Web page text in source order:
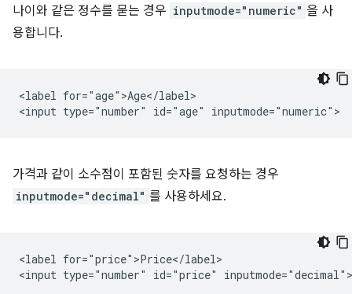
나이와 같은 정수를 묻는 경우 inputmode="numeric" 을 사
용합니다.
<label for="age">Age</label>
가격과 같이 소수점이 포함된 숫자를 요청하는 경우
inputmode="decimal" 를 사용하세요.
<label for="price">Price</label>